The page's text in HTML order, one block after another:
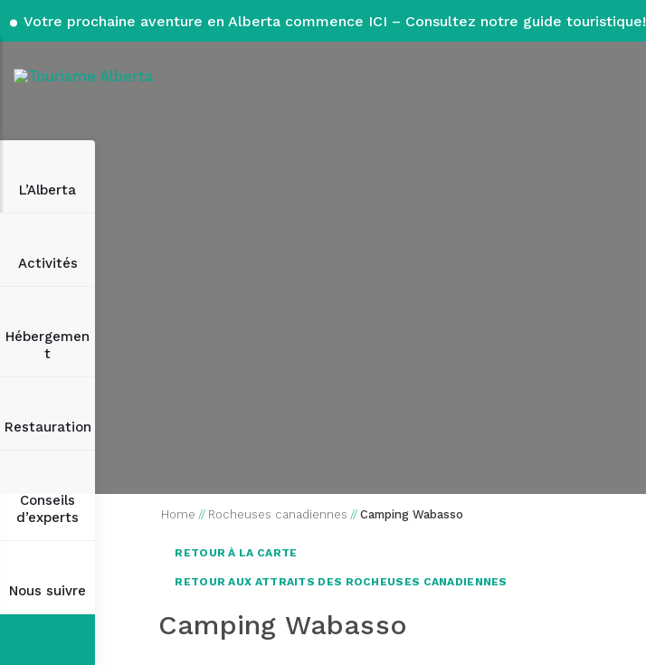
Votre prochaine aventure en Alberta commence ICI – Consultez notre guide touristique!
L’Alberta
Activités
Hébergemen
t
Restauration
Conseils
d’experts
Nous suivre
Home // Rocheuses canadiennes // Camping Wabasso
RETOUR À LA CARTE
RETOUR AUX ATTRAITS DES ROCHEUSES CANADIENNES
Camping Wabasso